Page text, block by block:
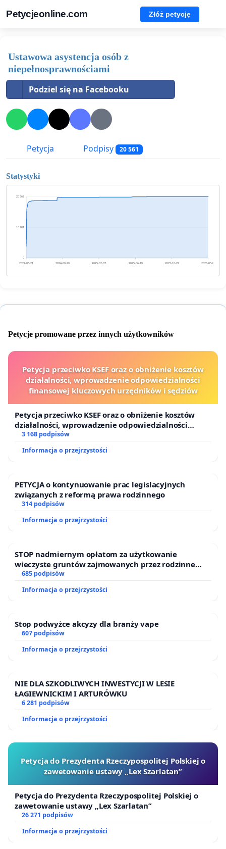
Petycjeonline.com Złóż petycję
Ustawowa asystencja osób z
niepełnosprawnościami
Podziel się na Facebooku
Petycja Podpisy 20 561
Statystyki
0
10 281
20 562
2024-05-21 2024-09-29 2025-02-07 2025-06-19 2025-10-28 2026-03-08
Petycje promowane przez innych użytkowników
Petycja przeciwko KSEF oraz o obniżenie kosztów
działalności, wprowadzenie odpowiedzialności
finansowej kluczowych urzędników i sędziów
Petycja przeciwko KSEF oraz o obniżenie kosztów
działalności, wprowadzenie odpowiedzialności
finansowej kluczowych urzędników i sędziów
3 168 podpisów
Informacja o przejrzystości
PETYCJA o kontynuowanie prac legislacyjnych
związanych z reformą prawa rodzinnego
314 podpisów
Informacja o przejrzystości
STOP nadmiernym opłatom za użytkowanie
wieczyste gruntów zajmowanych przez rodzinne
ogrody działkowe.
685 podpisów
Informacja o przejrzystości
Stop podwyżce akcyzy dla branży vape
607 podpisów
Informacja o przejrzystości
NIE DLA SZKODLIWYCH INWESTYCJI W LESIE
ŁAGIEWNICKIM I ARTURÓWKU
6 281 podpisów
Informacja o przejrzystości
Petycja do Prezydenta Rzeczypospolitej Polskiej o
zawetowanie ustawy „Lex Szarlatan”
Petycja do Prezydenta Rzeczypospolitej Polskiej o
zawetowanie ustawy „Lex Szarlatan”
26 271 podpisów
Informacja o przejrzystości